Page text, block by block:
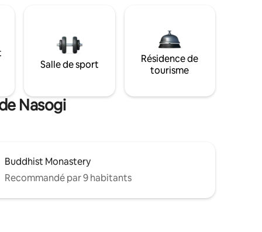
Salle de sport
Résidence de
tourisme
Nasogi
Buddhist Monastery
Recommandé par 9 habitants